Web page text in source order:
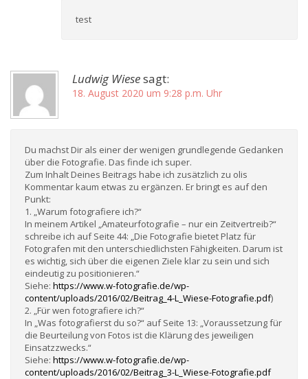
test
Ludwig Wiesesagt:
18. August 2020 um 9:28 p.m. Uhr
Du machst Dir als einer der wenigen grundlegende Gedanken
über die Fotografie. Das finde ich super.
Zum Inhalt Deines Beitrags habe ich zusätzlich zu olis
Kommentar kaum etwas zu ergänzen. Er bringt es auf den
Punkt:
1. „Warum fotografiere ich?“
In meinem Artikel „Amateurfotografie – nur ein Zeitvertreib?“
schreibe ich auf Seite 44: „Die Fotografie bietet Platz für
Fotografen mit den unterschiedlichsten Fähigkeiten. Darum ist
es wichtig, sich über die eigenen Ziele klar zu sein und sich
eindeutig zu positionieren.“
Siehe: https://www.w-fotografie.de/wp-
content/uploads/2016/02/Beitrag_4-L_Wiese-Fotografie.pdf)
2. „Für wen fotografiere ich?“
In „Was fotografierst du so?“ auf Seite 13: „Voraussetzung für
die Beurteilung von Fotos ist die Klärung des jeweiligen
Einsatzzwecks.“
Siehe: https://www.w-fotografie.de/wp-
content/uploads/2016/02/Beitrag_3-L_Wiese-Fotografie.pdf